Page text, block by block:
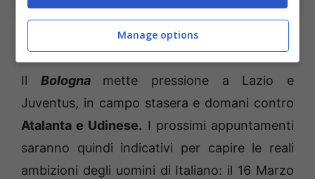
I prossimi appuntamenti
Il Bologna mette pressione a Lazio e
Juventus, in campo stasera e domani contro
Atalanta e Udinese. I prossimi appuntamenti
saranno quindi indicativi per capire le reali
ambizioni degli uomini di Italiano: il 16 Marzo
Manage options